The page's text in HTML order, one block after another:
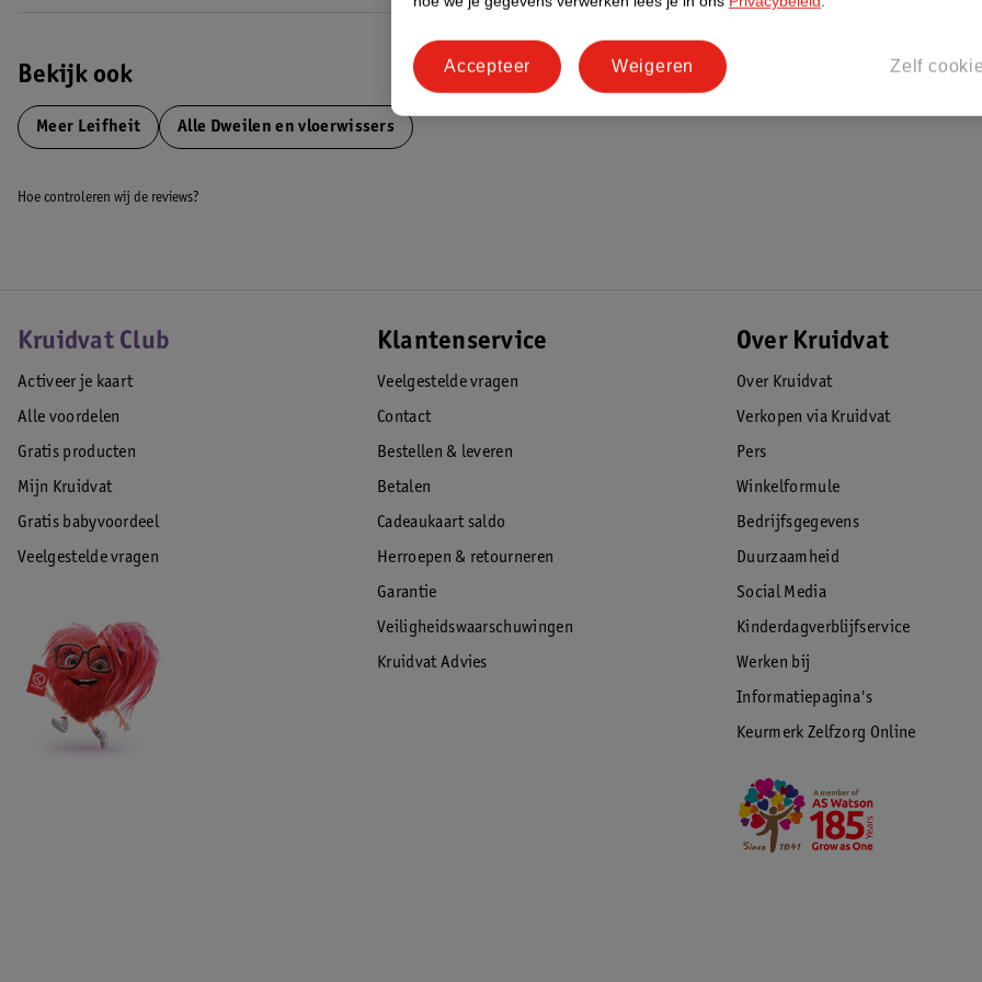
• Krachtig reinigende 2-vezels-vloerdoek van microvezel met rijen zeer fijne, iets langere borstelhaartjes voor
poriëndiep schoonmaken, geschikt voor alle harde vloeren
• Gemakkelijk afneembare vloerwisserpad met klittenbandsysteem
EAN code:4006501570239
Bekijk ook
Meer Leifheit Alle Dweilen en vloerwissers
Hoe controleren wij de reviews?
Kruidvat Club
Activeer je kaart
Alle voordelen
Gratis producten
Mijn Kruidvat
Gratis babyvoordeel
Veelgestelde vragen
Klantenservice
Veelgestelde vragen
Contact
Bestellen & leveren
Betalen
Cadeaukaart saldo
Herroepen & retourneren
Garantie
Veiligheidswaarschuwingen
Kruidvat Advies
Over Kruidvat
Over Kruidvat
Verkopen via Kruidvat
Pers
Winkelformule
Bedrijfsgegevens
Duurzaamheid
Social Media
Kinderdagverblijfservice
Werken bij
Informatiepagina's
Keurmerk Zelfzorg Online
Zelf
Weigeren
Accepteer